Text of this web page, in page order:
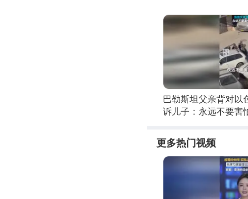
巴勒斯坦父亲背对以
诉儿子：永远不要害
更多热门视频